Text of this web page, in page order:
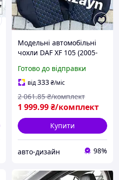
Модельні автомобільні
чохли DAF XF 105 (2005-
спинка) (синя строчка та
логотип)
Готово до відправки
від333₴/міс
1 999.99₴/комплект
2 061.85 ₴/комплект
Купити
авто-дизайн 98%